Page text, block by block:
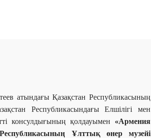
атындағы Қазақстан Республикасының
Республикасындағы Елшілігі мен
консулдығының қолдауымен «Армения
Ұлттық өнер музейі